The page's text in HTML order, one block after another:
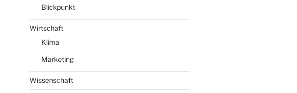
Blickpunkt
Wirtschaft
Klima
Marketing
Wissenschaft